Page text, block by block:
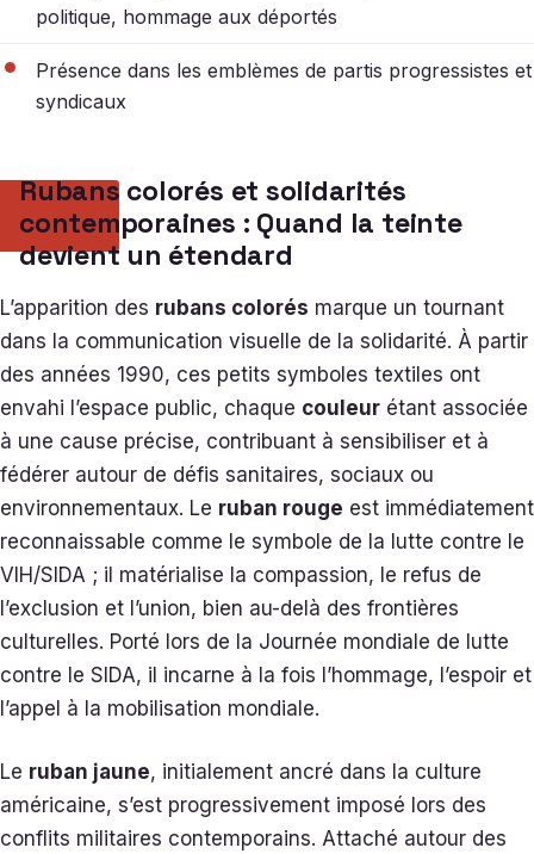
politique, hommage aux déportés
Présence dans les emblèmes de partis progressistes et
syndicaux
Rubans colorés et solidarités
contemporaines : Quand la teinte
devient un étendard
L’apparition des rubans colorés marque un tournant
dans la communication visuelle de la solidarité. À partir
des années 1990, ces petits symboles textiles ont
envahi l’espace public, chaque couleur étant associée
à une cause précise, contribuant à sensibiliser et à
fédérer autour de défis sanitaires, sociaux ou
environnementaux. Le ruban rouge est immédiatement
reconnaissable comme le symbole de la lutte contre le
VIH/SIDA ; il matérialise la compassion, le refus de
l’exclusion et l’union, bien au-delà des frontières
culturelles. Porté lors de la Journée mondiale de lutte
contre le SIDA, il incarne à la fois l’hommage, l’espoir et
l’appel à la mobilisation mondiale.
Le ruban jaune, initialement ancré dans la culture
américaine, s’est progressivement imposé lors des
conflits militaires contemporains. Attaché autour des